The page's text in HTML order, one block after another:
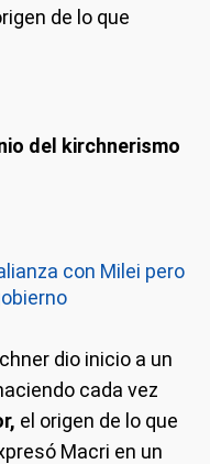
de lo que
del kirchnerismo
con Milei pero
dio inicio a un
cada vez
el origen de lo que
Macri en un